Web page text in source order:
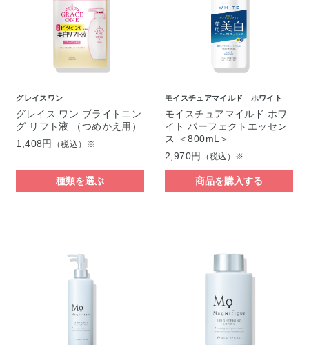
グレイスワン
グレイス ワン ブライトニン
グ リフト液 （つめかえ用）
1,408円
（税込）※
種類を選ぶ
モイスチュアマイルド ホワイト
モイスチュアマイルド ホワ
イト パーフェクトエッセン
ス ＜800mL＞
2,970円
（税込）※
商品を購入する